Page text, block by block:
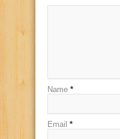
Name *
Email *